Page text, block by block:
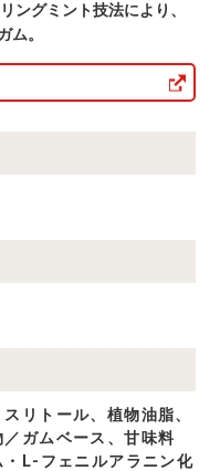
ングミント技法により、
ム。
リトール、植物油脂、
ガムベース、甘味料
・L-フェニルアラニン化